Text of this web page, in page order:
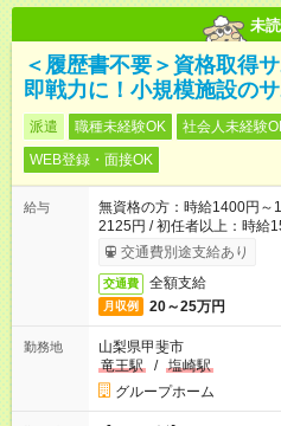
未読
＜履歴書不要＞資格取得
即戦力に！小規模施設のサ
派遣 職種未経験OK 社会人未経験
WEB登録・面接OK
給与
無資格の方：時給1400円～
2125円 / 初任者以上：時給
交通費別途支給あり
交通費 全額支給
月収例 20～25万円
勤務地
山梨県甲斐市
竜王駅
/ 塩崎駅
グループホーム